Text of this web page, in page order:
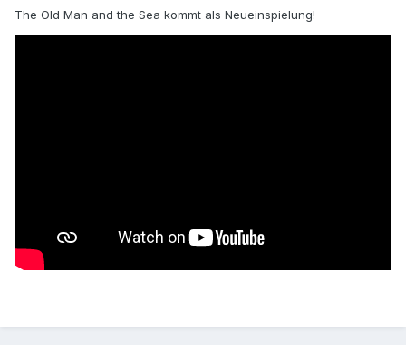
The Old Man and the Sea kommt als Neueinspielung!